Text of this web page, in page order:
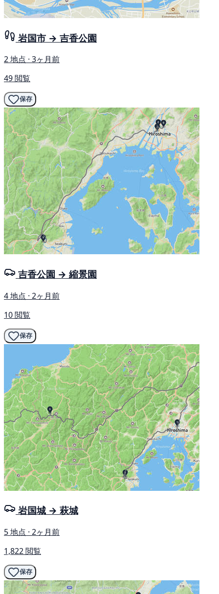
岩国市 → 吉香公園
2 地点 · 3ヶ月前
49 閲覧
保存
吉香公園 → 縮景園
4 地点 · 2ヶ月前
10 閲覧
保存
岩国城 → 萩城
5 地点 · 2ヶ月前
1,822 閲覧
保存